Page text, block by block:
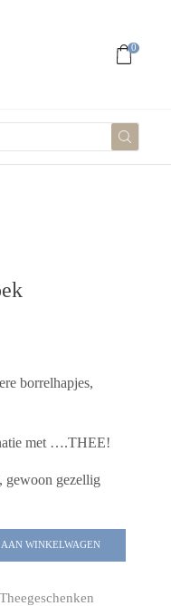
0
borrelhapjes,
met ….THEE!
gewoon gezellig
WINKELWAGEN
Theegeschenken